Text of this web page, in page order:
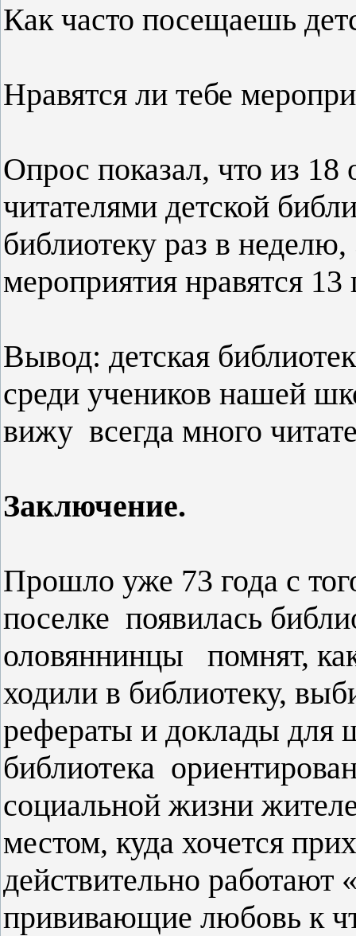
Как часто посещаешь
Нравятся ли тебе
Опрос показал, что из
читателями детской
библиотеку раз в
мероприятия нравятся
Вывод: детская
среди учеников нашей
вижу всегда много
Заключение.
Прошло уже 73 года с
поселке появилась
оловяннинцы помнят,
ходили в библиотеку,
рефераты и доклады для
библиотека
социальной жизни
местом, куда хочется
действительно работают
прививающие любовь к